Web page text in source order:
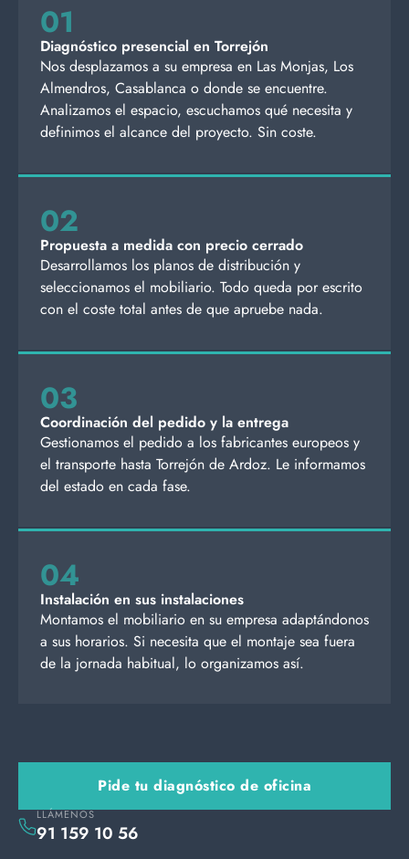
01
Diagnóstico presencial en Torrejón
Nos desplazamos a su empresa en Las Monjas, Los
Almendros, Casablanca o donde se encuentre.
Analizamos el espacio, escuchamos qué necesita y
definimos el alcance del proyecto. Sin coste.
02
Propuesta a medida con precio cerrado
Desarrollamos los planos de distribución y
seleccionamos el mobiliario. Todo queda por escrito
con el coste total antes de que apruebe nada.
03
Coordinación del pedido y la entrega
Gestionamos el pedido a los fabricantes europeos y
el transporte hasta Torrejón de Ardoz. Le informamos
del estado en cada fase.
04
Instalación en sus instalaciones
Montamos el mobiliario en su empresa adaptándonos
a sus horarios. Si necesita que el montaje sea fuera
de la jornada habitual, lo organizamos así.
Pide tu diagnóstico de oficina
LLÁMENOS
91 159 10 56